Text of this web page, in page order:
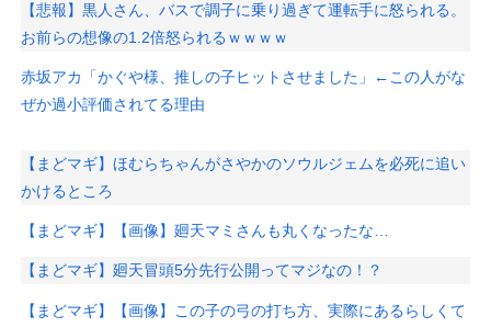
【悲報】黒人さん、バスで調子に乗り過ぎて運転手に怒られる。
お前らの想像の1.2倍怒られるｗｗｗｗ
赤坂アカ「かぐや様、推しの子ヒットさせました」←この人がな
ぜか過小評価されてる理由
【まどマギ】ほむらちゃんがさやかのソウルジェムを必死に追い
かけるところ
【まどマギ】【画像】廻天マミさんも丸くなったな…
【まどマギ】廻天冒頭5分先行公開ってマジなの！？
【まどマギ】【画像】この子の弓の打ち方、実際にあるらしくて